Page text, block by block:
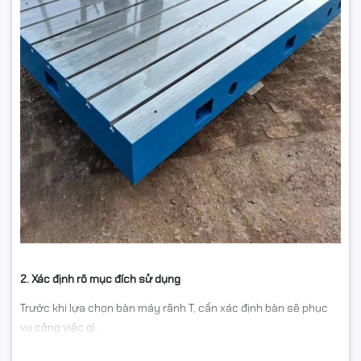
2. Xác định rõ mục đích sử dụng
Trước khi lựa chọn bàn máy rãnh T, cần xác định bàn sẽ phục
vụ công việc gì.